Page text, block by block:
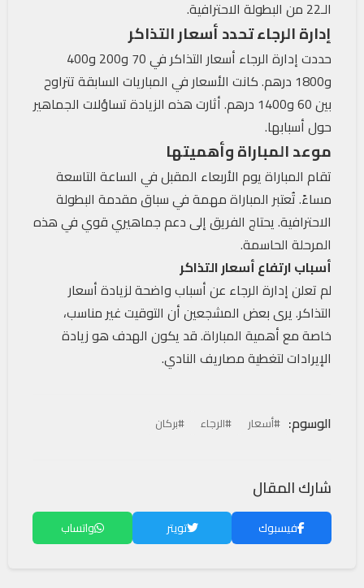
الـ22 من البطولة الاحترافية.
إدارة الرجاء تحدد أسعار التذاكر
حددت إدارة الرجاء أسعار التذاكر في 70 و200 و400
و1800 درهم. كانت الأسعار في المباريات السابقة تتراوح
بين 60 و1400 درهم. أثارت هذه الزيادة تساؤلات الجماهير
حول أسبابها.
موعد المباراة وأهميتها
تقام المباراة يوم الأربعاء المقبل في الساعة التاسعة
مساءً. تُعتبر المباراة مهمة في سباق مقدمة البطولة
الاحترافية. يحتاج الفريق إلى دعم جماهيري قوي في هذه
المرحلة الحاسمة.
أسباب ارتفاع أسعار التذاكر
لم تعلن إدارة الرجاء عن أسباب واضحة لزيادة أسعار
التذاكر. يرى بعض المشجعين أن التوقيت غير مناسب،
خاصة مع أهمية المباراة. قد يكون الهدف هو زيادة
الإيرادات لتغطية مصاريف النادي.
الوسوم: #أسعار #الرجاء #بركان
شارك المقال
فيسبوك تويتر واتساب